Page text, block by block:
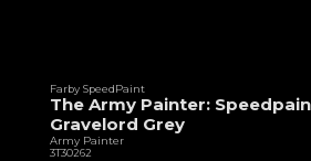
Farby SpeedPaint
The Army Painter:
Gravelord Grey
Army Painter
3T30262